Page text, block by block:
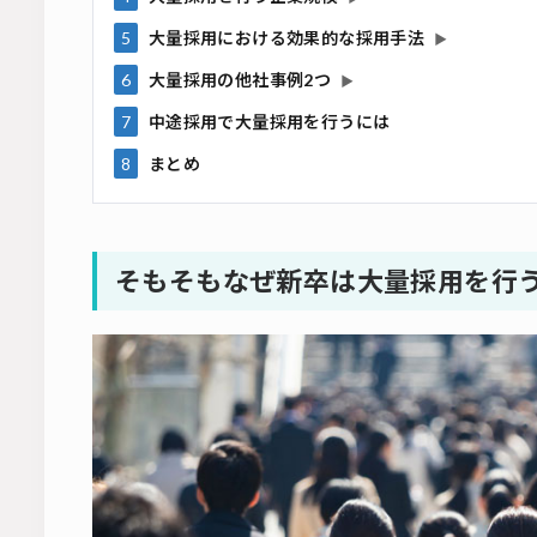
5 大量採用における効果的な採用手法 ▶
6 大量採用の他社事例2つ ▶
7 中途採用で大量採用を行うには
8 まとめ
そもそもなぜ新卒は大量採用を行